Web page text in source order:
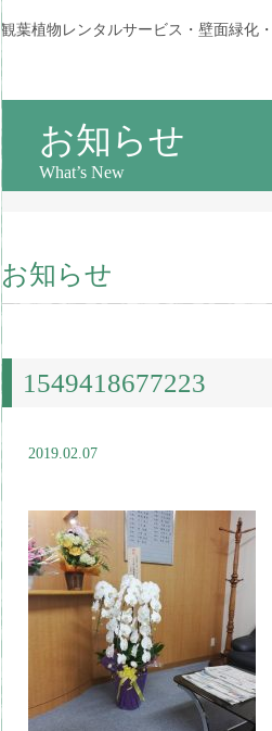
観葉植物レンタルサービス・壁面緑化
お知らせ
What’s New
お知らせ
1549418677223
2019.02.07